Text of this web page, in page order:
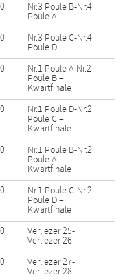
Nr.3 Poule B-Nr.4
Poule A
Nr.3 Poule C-Nr.4
Poule D
Nr.1 Poule A-Nr.2
Poule B –
Kwartfinale
Nr.1 Poule D-Nr.2
Poule C –
Kwartfinale
Nr.1 Poule B-Nr.2
Poule A –
Kwartfinale
Nr.1 Poule C-Nr.2
Poule D –
Kwartfinale
Verliezer 25-
Verliezer 26
Verliezer 27-
Verliezer 28